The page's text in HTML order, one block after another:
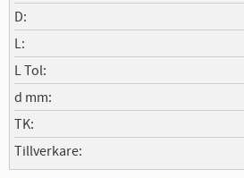
D
L
L Tol
d mm
TK
Tillverkare